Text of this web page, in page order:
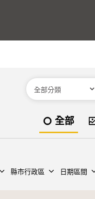
分類
全部
縣市行政區 日期區間